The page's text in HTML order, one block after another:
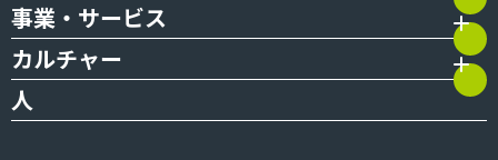
事業・サービス
カルチャー
人